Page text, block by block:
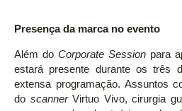
Presença da marca no evento
Além do Corporate Session para
estará presente durante os três
extensa programação. Assuntos
do scannerVirtuo Vivo, cirurgia